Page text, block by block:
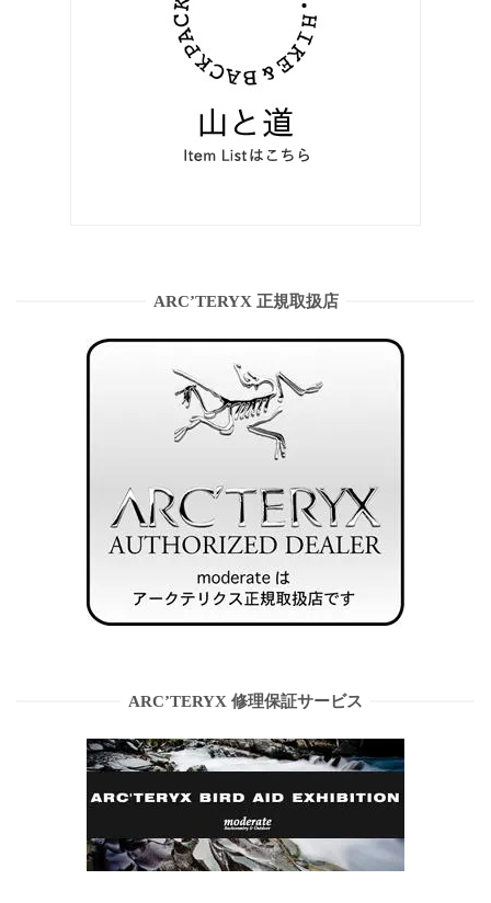
ARC’TERYX 正規取扱店
ARC’TERYX 修理保証サービス